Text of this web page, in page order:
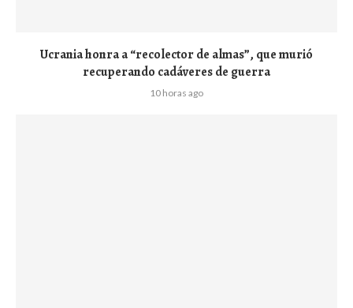
Ucrania honra a “recolector de almas”, que murió
recuperando cadáveres de guerra
10 horas ago